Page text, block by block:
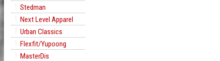
Stedman
Next Level Apparel
Urban Classics
Flexfit/Yupoong
MasterDis